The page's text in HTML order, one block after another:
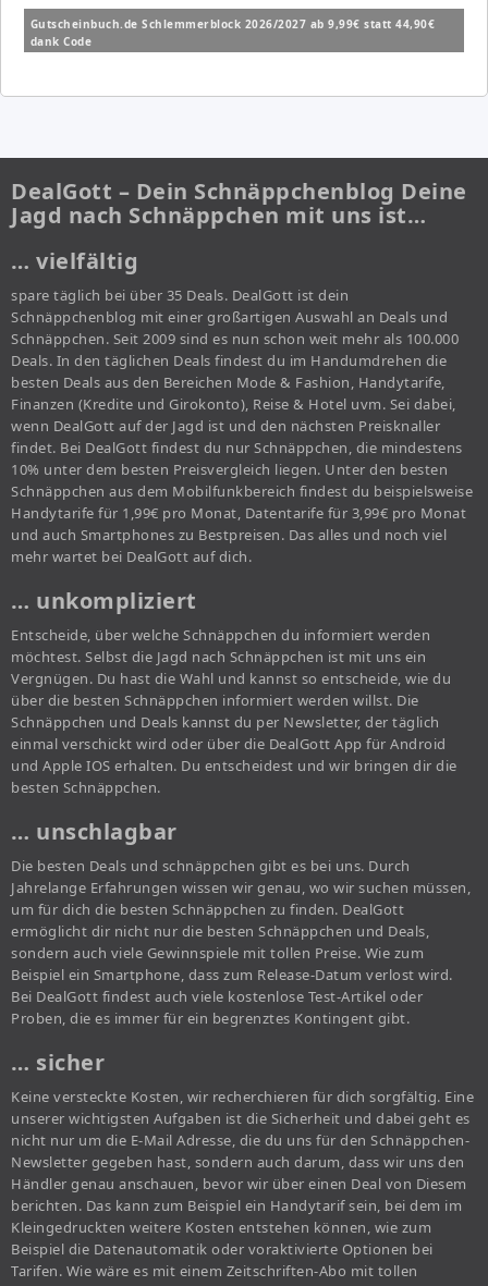
Gutscheinbuch.de Schlemmerblock 2026/2027 ab 9,99€ statt 44,90€
dank Code
DealGott – Dein Schnäppchenblog Deine
Jagd nach Schnäppchen mit uns ist…
… vielfältig
spare täglich bei über 35 Deals. DealGott ist dein
Schnäppchenblog mit einer großartigen Auswahl an Deals und
Schnäppchen. Seit 2009 sind es nun schon weit mehr als 100.000
Deals. In den täglichen Deals findest du im Handumdrehen die
besten Deals aus den Bereichen Mode & Fashion, Handytarife,
Finanzen (Kredite und Girokonto), Reise & Hotel uvm. Sei dabei,
wenn DealGott auf der Jagd ist und den nächsten Preisknaller
findet. Bei DealGott findest du nur Schnäppchen, die mindestens
10% unter dem besten Preisvergleich liegen. Unter den besten
Schnäppchen aus dem Mobilfunkbereich findest du beispielsweise
Handytarife für 1,99€ pro Monat, Datentarife für 3,99€ pro Monat
und auch Smartphones zu Bestpreisen. Das alles und noch viel
mehr wartet bei DealGott auf dich.
… unkompliziert
Entscheide, über welche Schnäppchen du informiert werden
möchtest. Selbst die Jagd nach Schnäppchen ist mit uns ein
Vergnügen. Du hast die Wahl und kannst so entscheide, wie du
über die besten Schnäppchen informiert werden willst. Die
Schnäppchen und Deals kannst du per Newsletter, der täglich
einmal verschickt wird oder über die DealGott App für Android
und Apple IOS erhalten. Du entscheidest und wir bringen dir die
besten Schnäppchen.
… unschlagbar
Die besten Deals und schnäppchen gibt es bei uns. Durch
Jahrelange Erfahrungen wissen wir genau, wo wir suchen müssen,
um für dich die besten Schnäppchen zu finden. DealGott
ermöglicht dir nicht nur die besten Schnäppchen und Deals,
sondern auch viele Gewinnspiele mit tollen Preise. Wie zum
Beispiel ein Smartphone, dass zum Release-Datum verlost wird.
Bei DealGott findest auch viele kostenlose Test-Artikel oder
Proben, die es immer für ein begrenztes Kontingent gibt.
… sicher
Keine versteckte Kosten, wir recherchieren für dich sorgfältig. Eine
unserer wichtigsten Aufgaben ist die Sicherheit und dabei geht es
nicht nur um die E-Mail Adresse, die du uns für den Schnäppchen-
Newsletter gegeben hast, sondern auch darum, dass wir uns den
Händler genau anschauen, bevor wir über einen Deal von Diesem
berichten. Das kann zum Beispiel ein Handytarif sein, bei dem im
Kleingedruckten weitere Kosten entstehen können, wie zum
Beispiel die Datenautomatik oder voraktivierte Optionen bei
Tarifen. Wie wäre es mit einem Zeitschriften-Abo mit tollen